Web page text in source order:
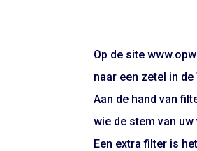
Op de site
naar een zetel in
Aan de hand van
wie de stem van
Een extra filter is